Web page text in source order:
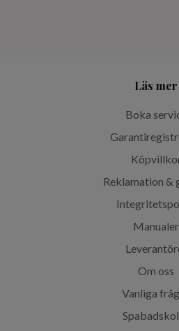
Läs mer
Boka
Reklamation &
Manualer
Om oss
Vanliga